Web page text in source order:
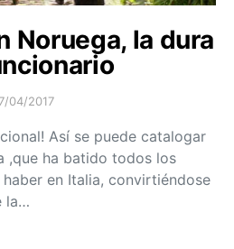
Noruega, la dura
04/2017
Así se puede catalogar
,que ha batido todos los
en Italia, convirtiéndose
la…